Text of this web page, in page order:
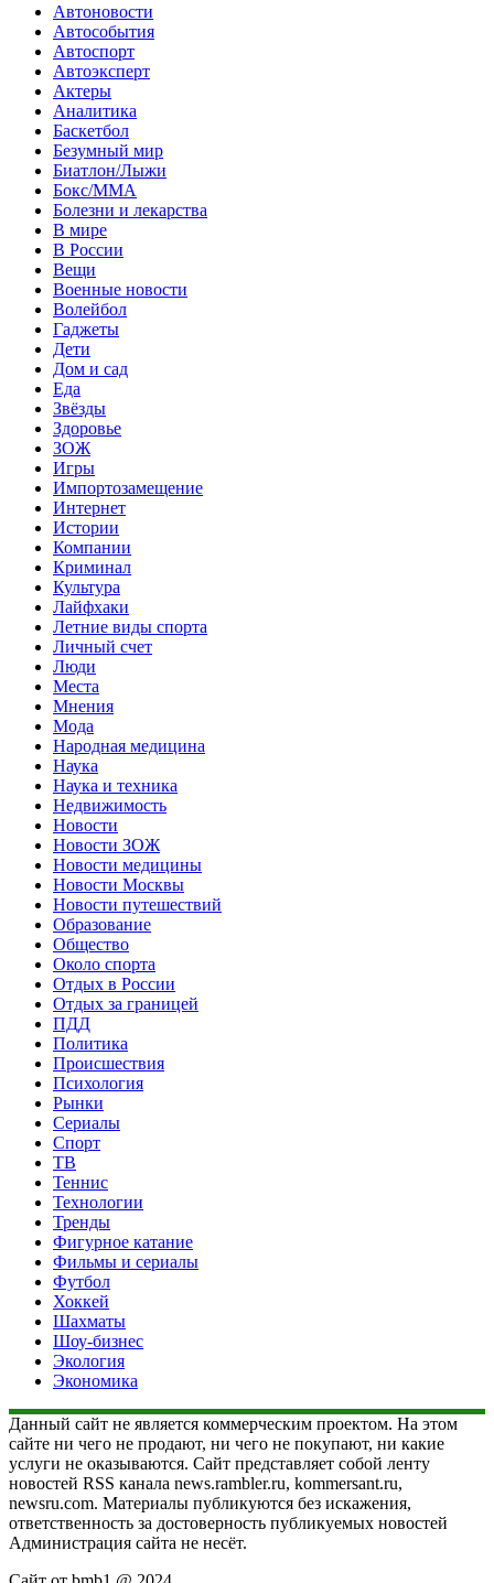
Автоновости
Автособытия
Автоспорт
Автоэксперт
Актеры
Аналитика
Баскетбол
Безумный мир
Биатлон/Лыжи
Бокс/MMA
Болезни и лекарства
В мире
В России
Вещи
Военные новости
Волейбол
Гаджеты
Дети
Дом и сад
Еда
Звёзды
Здоровье
ЗОЖ
Игры
Импортозамещение
Интернет
Истории
Компании
Криминал
Культура
Лайфхаки
Летние виды спорта
Личный счет
Люди
Места
Мнения
Мода
Народная медицина
Наука
Наука и техника
Недвижимость
Новости
Новости ЗОЖ
Новости медицины
Новости Москвы
Новости путешествий
Образование
Общество
Около спорта
Отдых в России
Отдых за границей
ПДД
Политика
Происшествия
Психология
Рынки
Сериалы
Спорт
ТВ
Теннис
Технологии
Тренды
Фигурное катание
Фильмы и сериалы
Футбол
Хоккей
Шахматы
Шоу-бизнес
Экология
Экономика
Данный сайт не является коммерческим проектом. На этом
сайте ни чего не продают, ни чего не покупают, ни какие
услуги не оказываются. Сайт представляет собой ленту
новостей RSS канала news.rambler.ru, kommersant.ru,
newsru.com. Материалы публикуются без искажения,
ответственность за достоверность публикуемых новостей
Администрация сайта не несёт.